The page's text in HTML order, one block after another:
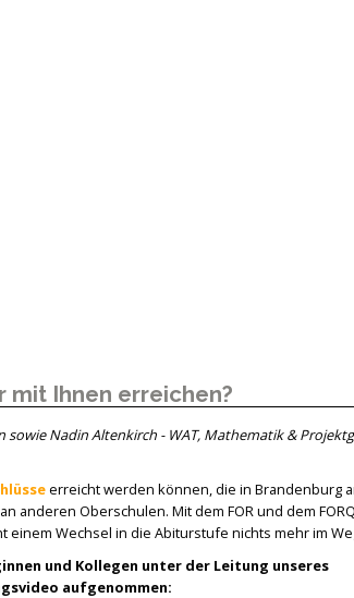
mit Ihnen erreichen?
Nadin Altenkirch - WAT, Mathematik &
erreicht werden können, die in Brandenburg
anderen Oberschulen. Mit dem FOR und dem
einem Wechsel in die Abiturstufe nichts mehr im
und Kollegen unter der Leitung unseres
aufgenommen: